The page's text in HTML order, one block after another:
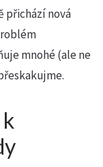
přichází nová
mnohé (ale ne